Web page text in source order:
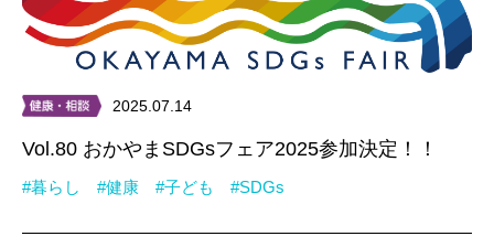
2025.07.14
Vol.80 おかやまSDGsフェア2025参加決定！！
#暮らし #健康 #子ども #SDGs